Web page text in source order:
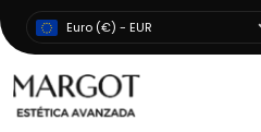
Euro (€) - EUR